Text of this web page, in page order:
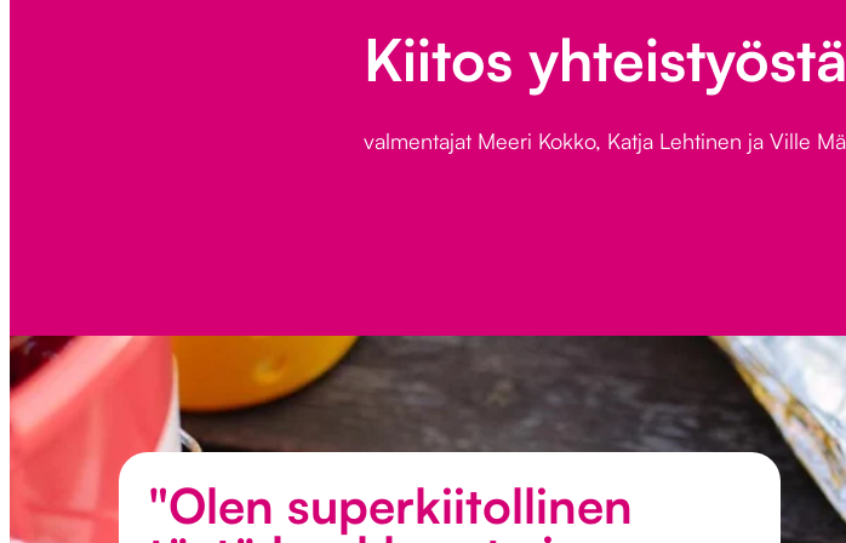
Kiitos
valmentajat Meeri Kokko, Katja Lehtinen ja Ville
"Olen superkiitollinen